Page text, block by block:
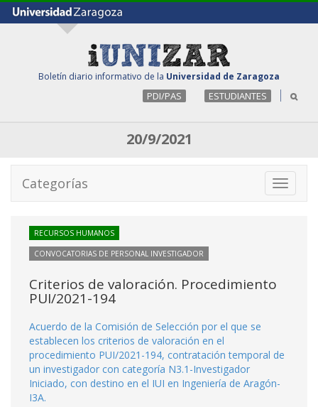
Boletín diario informativo de la Universidad de Zaragoza
PDI/PAS ESTUDIANTES
20/9/2021
Toggle
Categorías
RECURSOS HUMANOS
CONVOCATORIAS DE PERSONAL INVESTIGADOR
Criterios de valoración. Procedimiento
PUI/2021-194
Acuerdo de la Comisión de Selección por el que se
establecen los criterios de valoración en el
procedimiento PUI/2021-194, contratación temporal de
un investigador con categoría N3.1-Investigador
Iniciado, con destino en el IUI en Ingeniería de Aragón-
I3A.